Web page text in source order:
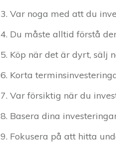
Var noga med att du
Du måste alltid förstå
Köp när det är dyrt, sälj
Korta
Var försiktig när du
Basera dina
Fokusera på att hitta